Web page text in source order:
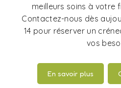
meilleurs soins à votre
Contactez-nous dès
14 pour réserver un
vos
En savoir plus